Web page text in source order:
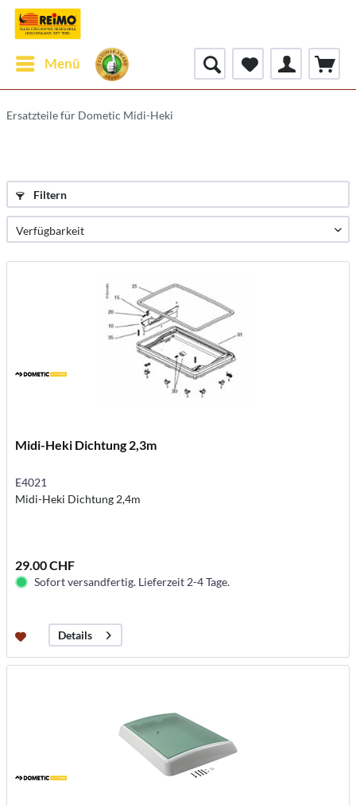
Menü
Ersatzteile für Dometic Midi-Heki
Filtern
Midi-Heki Dichtung 2,3m
E4021
Midi-Heki Dichtung 2,4m
29.00 CHF
Sofort versandfertig. Lieferzeit 2-4 Tage.
Details